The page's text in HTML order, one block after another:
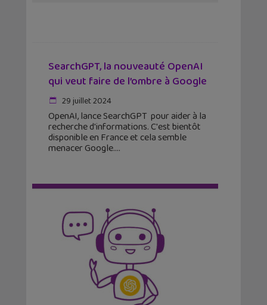
SearchGPT, la nouveauté OpenAI
qui veut faire de l’ombre à Google
29 juillet 2024
OpenAI, lance SearchGPT pour aider à la
recherche d'informations. C'est bientôt
disponible en France et cela semble
menacer Google.